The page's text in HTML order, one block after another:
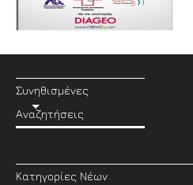
Συνηθισμένες
Αναζητήσεις
Κατηγορίες Νέων